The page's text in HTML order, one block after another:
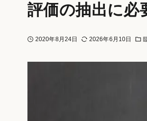
評価の抽出に必
2020年8月24日 2026年6月10日